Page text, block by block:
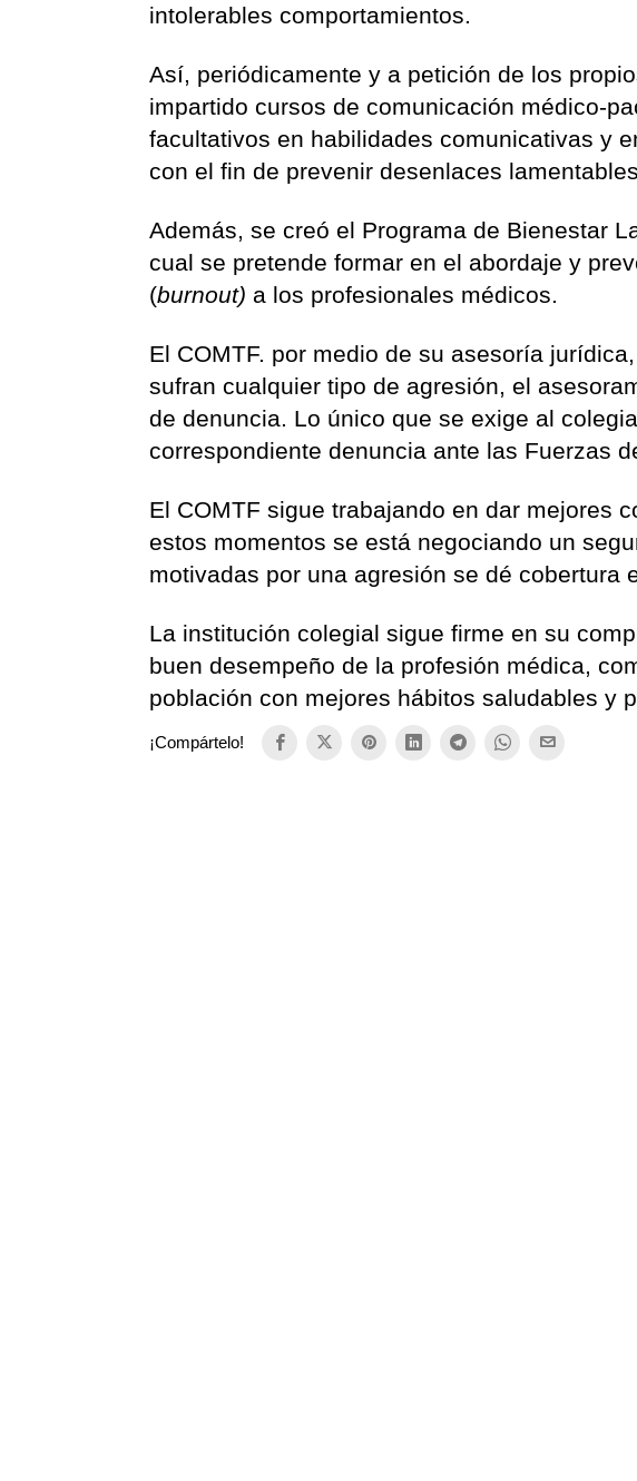
intolerables comportamientos.
Así, periódicamente y a petición de los
impartido cursos de comunicación médico-
facultativos en habilidades comunicativas y
con el fin de prevenir desenlaces
Además, se creó el Programa de Bienestar
cual se pretende formar en el abordaje y
(burnout) a los profesionales médicos.
El COMTF. por medio de su asesoría
sufran cualquier tipo de agresión, el
de denuncia. Lo único que se exige al
correspondiente denuncia ante las Fuerzas
El COMTF sigue trabajando en dar mejores
estos momentos se está negociando un
motivadas por una agresión se dé cobertura
La institución colegial sigue firme en su
buen desempeño de la profesión médica,
población con mejores hábitos saludables y
¡Compártelo!